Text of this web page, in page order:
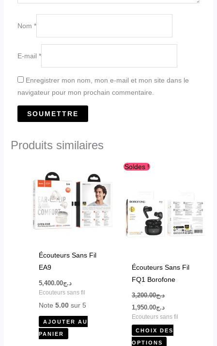
Nom *
E-mail *
Enregistrer mon nom, mon e-mail et mon site dans le
navigateur pour mon prochain commentaire.
Produits similaires
Écouteurs Sans Fil
EA9
د.ج5,400.00
Ecouteurs sans fil
Note5.00 sur 5
AJOUTER AU
PANIER
Soldes !
Écouteurs Sans Fil
FQ1 Borofone
د.ج3,200.00
Le
prix
د.ج1,950.00
Ecouteurs sans fil
CHOIX DES
OPTIONS
plusieurs
variations.
Les
être
du
produit